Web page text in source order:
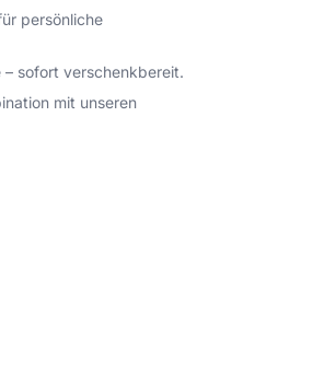
persönliche
sofort verschenkbereit.
mit unseren